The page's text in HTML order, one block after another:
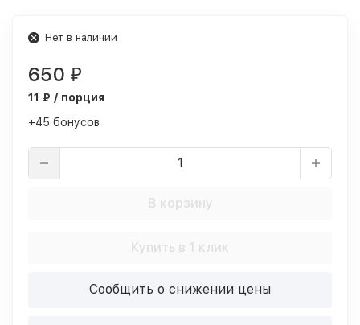
Нет в наличии
650 ₽
11 ₽ / порция
+45 бонусов
В корзину
Купить в 1 клик
Сообщить о снижении цены